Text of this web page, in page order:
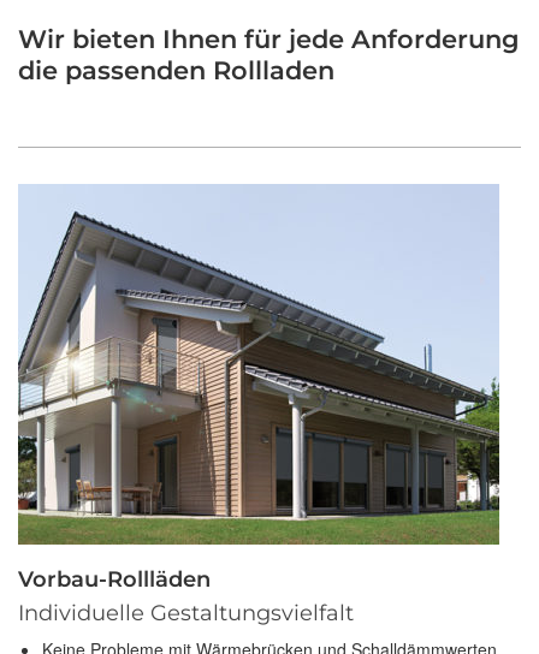
Wir bieten Ihnen für jede Anforderung
die passenden Rollladen
Vorbau-Rollläden
Individuelle Gestaltungsvielfalt
Keine Probleme mit Wärmebrücken und Schalldämmwerten